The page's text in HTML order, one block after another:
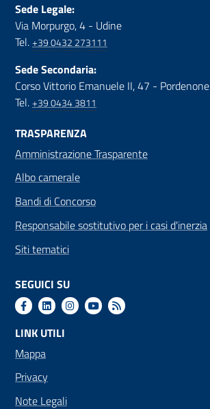
Sede Legale:
Via Morpurgo, 4 - Udine
Tel.+39 0432 273111
Sede Secondaria:
Corso Vittorio Emanuele II, 47 - Pordenone
Tel.+39 0434 3811
TRASPARENZA
Amministrazione Trasparente
Albo camerale
Bandi di Concorso
Responsabile sostitutivo per i casi d'inerzia
Siti tematici
SEGUICI SU
LINK UTILI
Mappa
Privacy
Note Legali